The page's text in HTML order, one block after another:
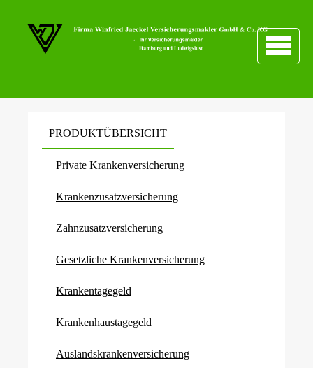
PRODUKTÜBERSICHT
Private Kranken­ver­si­che­rung
Kranken­zusatz­ver­si­che­rung
Zahn­zu­satz­ver­si­che­rung
Gesetzliche Kranken­ver­si­che­rung
Krankentagegeld
Krankenhaustagegeld
Auslandskrankenversicherung